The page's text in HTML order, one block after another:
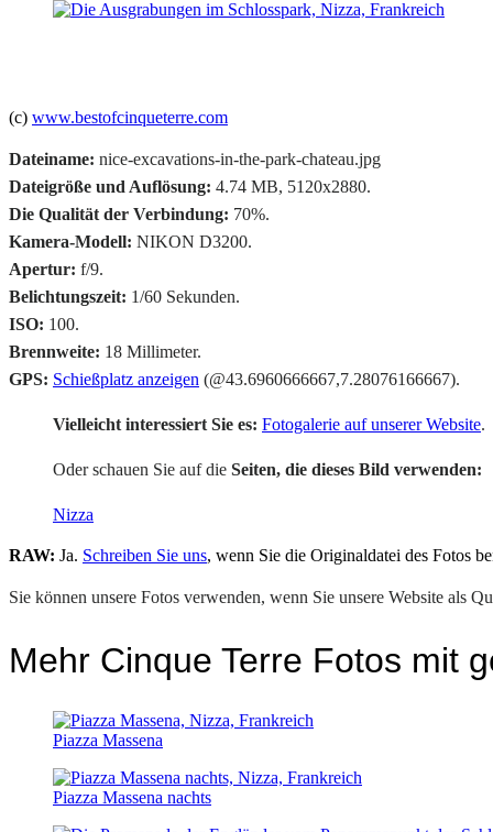
(c) www.bestofcinqueterre.com
Dateiname: nice-excavations-in-the-park-chateau.jpg
Dateigröße und Auflösung: 4.74 MB, 5120x2880.
Die Qualität der Verbindung: 70%.
Kamera-Modell: NIKON D3200.
Apertur: f/9.
Belichtungszeit: 1/60 Sekunden.
ISO: 100.
Brennweite: 18 Millimeter.
GPS: Schießplatz anzeigen (@43.6960666667,7.28076166667).
Vielleicht interessiert Sie es: Fotogalerie auf unserer Website.
Oder schauen Sie auf die Seiten, die dieses Bild verwenden:
Nizza
RAW: Ja. Schreiben Sie uns, wenn Sie die Originaldatei des Fotos
Sie können unsere Fotos verwenden, wenn Sie unsere Website als
Mehr Cinque Terre Fotos mit
Piazza Massena
Piazza Massena nachts